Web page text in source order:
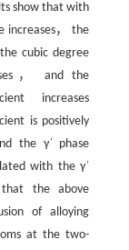
show that with
increases， the
cubic degree
， and the
increases
is positively
the γ΄ phase
with the γ΄
that the above
of alloying
at the two-